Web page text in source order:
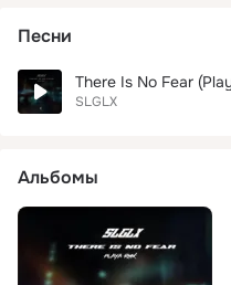
Песни
There Is No Fear
SLGLX
Альбомы